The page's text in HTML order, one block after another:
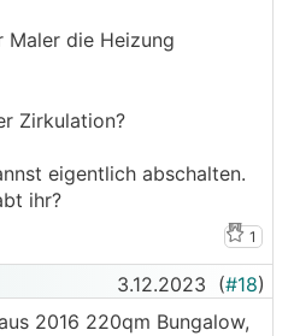
Maler die Heizung
Zirkulation?
eigentlich abschalten.
ihr?
1
3.12.2023 (#18)
2016 220qm Bungalow,